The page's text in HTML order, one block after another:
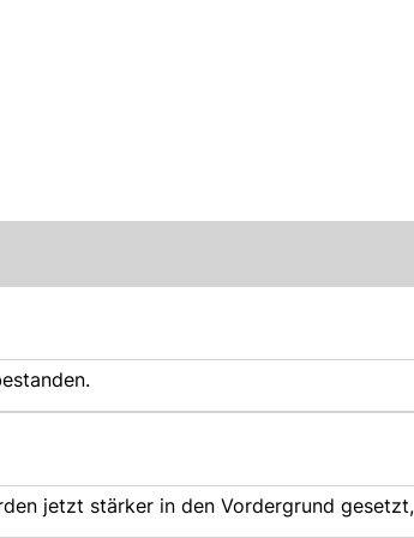
jetzt stärker in den Vordergrund